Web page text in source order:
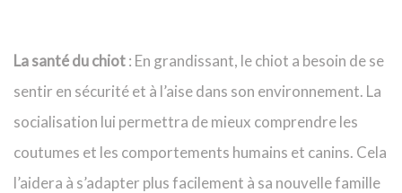
La santé du chiot: En grandissant, le chiot a besoin de se
sentir en sécurité et à l’aise dans son environnement. La
socialisation lui permettra de mieux comprendre les
coutumes et les comportements humains et canins. Cela
l’aidera à s’adapter plus facilement à sa nouvelle famille